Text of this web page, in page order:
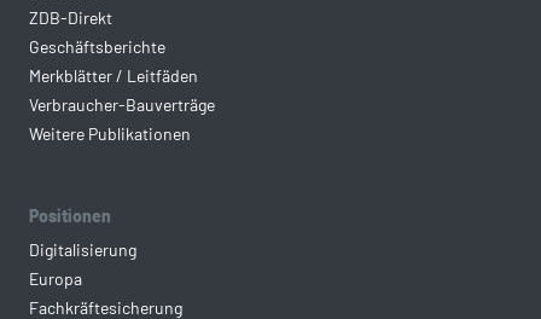
ZDB-Direkt
Geschäftsberichte
Merkblätter / Leitfäden
Verbraucher-Bauverträge
Weitere Publikationen
Positionen
Digitalisierung
Europa
Fachkräftesicherung